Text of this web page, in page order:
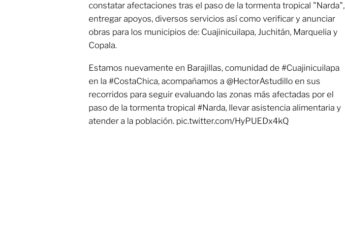
constatar afectaciones tras el paso de la tormenta tropical "Narda",
entregar apoyos, diversos servicios así como verificar y anunciar
obras para los municipios de: Cuajinicuilapa, Juchitán, Marquelia y
Copala.
Estamos nuevamente en Barajillas, comunidad de #Cuajinicuilapa
en la #CostaChica, acompañamos a @HectorAstudillo en sus
recorridos para seguir evaluando las zonas más afectadas por el
paso de la tormenta tropical #Narda, llevar asistencia alimentaria y
atender a la población. pic.twitter.com/HyPUEDx4kQ